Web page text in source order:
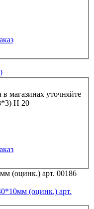
магазинах уточняйте
Н 20
(оцинк.) арт.